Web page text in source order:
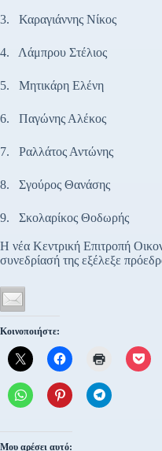
3. Καραγιάννης Νίκος
4. Λάμπρου Στέλιος
5. Μητικάρη Ελένη
6. Παγώνης Αλέκος
7. Ραλλάτος Αντώνης
8. Σγούρος Θανάσης
9. Σκολαρίκος Θοδωρής
Η νέα Κεντρική Επιτροπή
συνεδρίασή της εξέλεξε
Κοινοποιήστε:
Μου αρέσει αυτό: